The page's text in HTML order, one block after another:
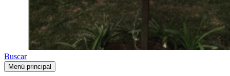
Buscar
Menú principal